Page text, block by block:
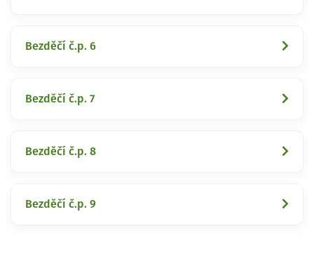
Bezděčí č.p. 6
Bezděčí č.p. 7
Bezděčí č.p. 8
Bezděčí č.p. 9